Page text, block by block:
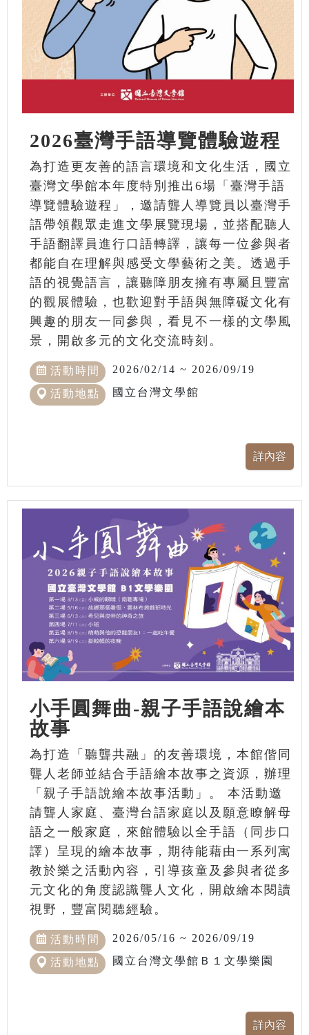
2026臺灣手語導覽體驗遊程
為打造更友善的語言環境和文化生活，國立
臺灣文學館本年度特別推出6場「臺灣手語
導覽體驗遊程」，邀請聾人導覽員以臺灣手
語帶領觀眾走進文學展覽現場，並搭配聽人
手語翻譯員進行口語轉譯，讓每一位參與者
都能自在理解與感受文學藝術之美。透過手
語的視覺語言，讓聽障朋友擁有專屬且豐富
的觀展體驗，也歡迎對手語與無障礙文化有
興趣的朋友一同參與，看見不一樣的文學風
景，開啟多元的文化交流時刻。
活動時間 2026/02/14 ~ 2026/09/19
活動地點 國立台灣文學館
小手圓舞曲-親子手語說繪本
故事
為打造「聽聾共融」的友善環境，本館偕同
聾人老師並結合手語繪本故事之資源，辦理
「親子手語說繪本故事活動」。 本活動邀
請聾人家庭、臺灣台語家庭以及願意瞭解母
語之一般家庭，來館體驗以全手語（同步口
譯）呈現的繪本故事，期待能藉由一系列寓
教於樂之活動內容，引導孩童及參與者從多
元文化的角度認識聾人文化，開啟繪本閱讀
視野，豐富閱聽經驗。
活動時間 2026/05/16 ~ 2026/09/19
活動地點 國立台灣文學館Ｂ１文學樂園